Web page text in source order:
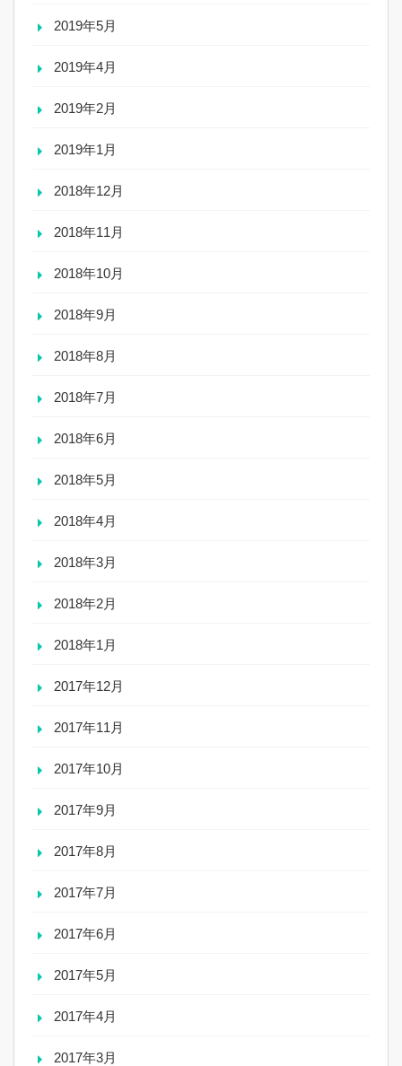
2019年5月
2019年4月
2019年2月
2019年1月
2018年12月
2018年11月
2018年10月
2018年9月
2018年8月
2018年7月
2018年6月
2018年5月
2018年4月
2018年3月
2018年2月
2018年1月
2017年12月
2017年11月
2017年10月
2017年9月
2017年8月
2017年7月
2017年6月
2017年5月
2017年4月
2017年3月